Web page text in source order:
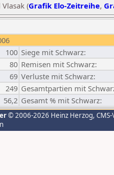
(Grafik Elo-Zeitreihe,
100 Siege mit Schwarz:
80 Remisen mit Schwarz:
69 Verluste mit Schwarz:
249 Gesamtpartien mit
56,2 Gesamt % mit Schwarz:
© 2006-2026 Heinz Herzog,